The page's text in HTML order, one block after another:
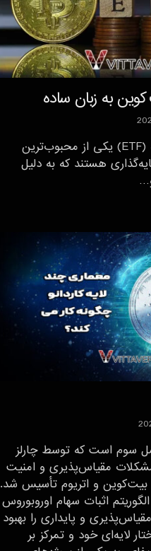
صندوق‌های قابل معامله (ETF) یکی از محبوب‌ترین
هستند که به دلیل
سوم است که توسط چارلز
مقیاس‌پذیری و امنیت
بیت‌کوین و اتریوم تأسیس شد.
اثبات سهام اوروبوروس
و پایداری را بهبود
لایه‌ای خود و تمرکز بر